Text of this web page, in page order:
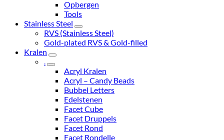
Opbergen
Tools
Stainless Steel
RVS (Stainless Steel)
Gold-plated RVS & Gold-filled
Kralen
.
Acryl Kralen
Acryl – Candy Beads
Bubbel Letters
Edelstenen
Facet Cube
Facet Druppels
Facet Rond
Facet Rondelle